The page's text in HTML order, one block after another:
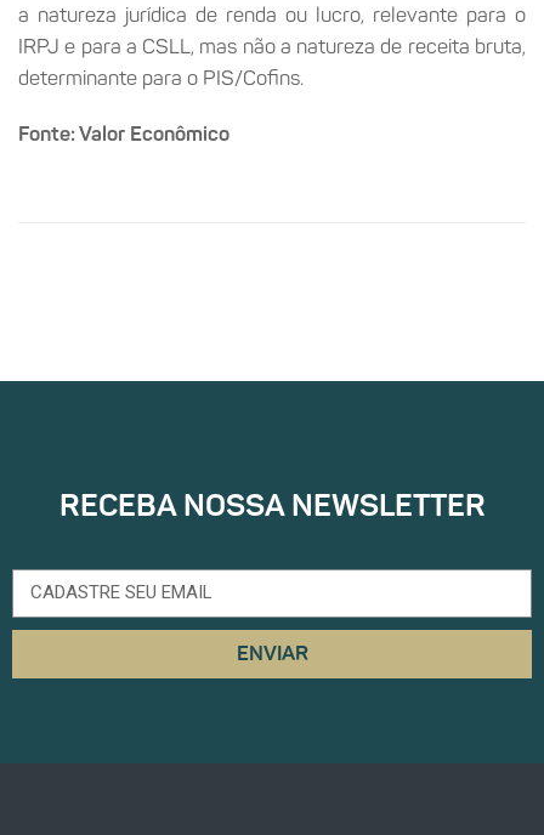
a natureza jurídica de renda ou lucro, relevante para o
IRPJ e para a CSLL, mas não a natureza de receita bruta,
determinante para o PIS/Cofins.
Fonte: Valor Econômico
RECEBA NOSSA NEWSLETTER
ENVIAR